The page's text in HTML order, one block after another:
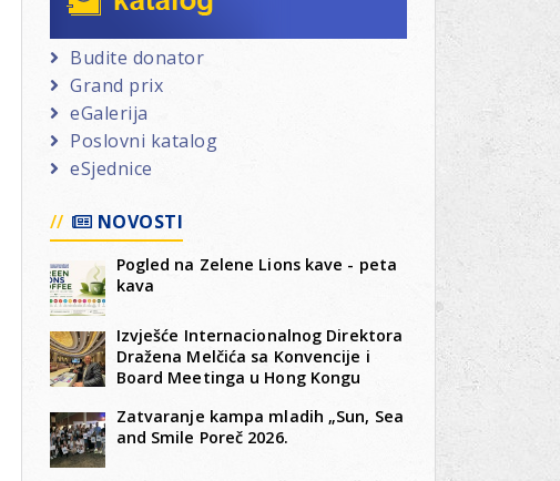
Budite donator
Grand prix
eGalerija
Poslovni katalog
eSjednice
NOVOSTI
Pogled na Zelene Lions kave - peta
kava
Izvješće Internacionalnog Direktora
Dražena Melčića sa Konvencije i
Board Meetinga u Hong Kongu
Zatvaranje kampa mladih „Sun, Sea
and Smile Poreč 2026.